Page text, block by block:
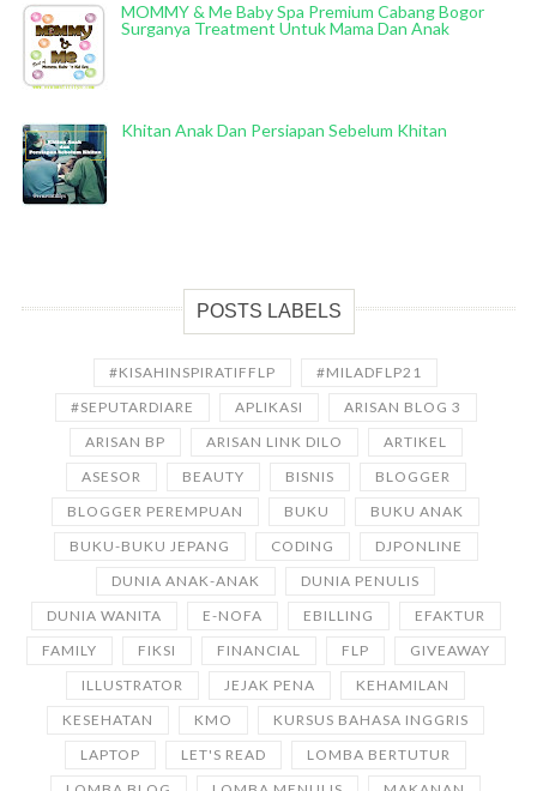
MOMMY & Me Baby Spa Premium Cabang Bogor
Surganya Treatment Untuk Mama Dan Anak
Khitan Anak Dan Persiapan Sebelum Khitan
POSTS LABELS
#KISAHINSPIRATIFFLP
#MILADFLP21
#SEPUTARDIARE
APLIKASI
ARISAN BLOG 3
ARISAN BP
ARISAN LINK DILO
ARTIKEL
ASESOR
BEAUTY BISNIS
BLOGGER
BLOGGER PEREMPUAN
BUKU
BUKU ANAK
BUKU-BUKU JEPANG
CODING
DJPONLINE
DUNIA ANAK-ANAK
DUNIA PENULIS
DUNIA WANITA
E-NOFA EBILLING
EFAKTUR
FAMILY
FIKSI FINANCIAL FLP
GIVEAWAY
ILLUSTRATOR
JEJAK PENA
KEHAMILAN
KESEHATAN
KMO
KURSUS BAHASA INGGRIS
LAPTOP
LET'S READ
LOMBA BERTUTUR